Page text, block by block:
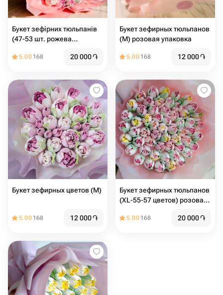
Букет зефірних тюльпанів
(47-53 шт. рожева
5.00 168 20 000֏
Букет зефирных тюльпанов
(М) розовая упаковка
5.00 168 12 000֏
Букет зефирных цветов (M)
5.00 168 12 000֏
Букет зефирных тюльпанов
(XL-55-57 цветов) розовая
5.00 168 20 000֏